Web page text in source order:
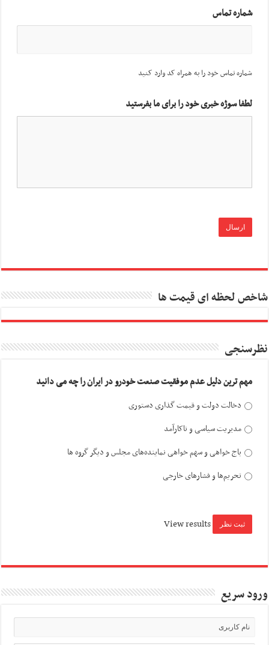
شماره تماس
شماره تماس خود را به همراه کد وارد کنید
لطفا سوژه خبری خود را برای ما بفرستید
شاخص لحظه ای قیمت ها
نظرسنجی
مهم ترین دلیل عدم موفقیت صنعت خودرو در ایران را چه می دانید
دخالت دولت و قیمت گذاری دستوری
مدیریت سیاسی و ناکارآمد
باج خواهی و سهم خواهی نماینده‌های مجلس و دیگر گروه ها
تحریم‌ها و فشارهای خارجی
View results
ورود سریع